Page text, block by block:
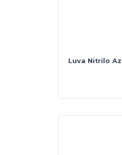
Luva Nitrilo